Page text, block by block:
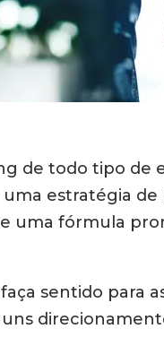
de todo tipo de
estratégia
uma fórmula
sentido para